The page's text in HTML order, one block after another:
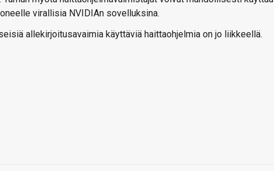
virallisia NVIDIAn sovelluksina.
allekirjoitusavaimia käyttäviä haittaohjelmia on jo liikkeellä.